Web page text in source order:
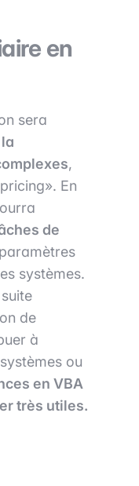
en
sera
la
,
En
de
systèmes.
de
à
ou
en VBA
très utiles.